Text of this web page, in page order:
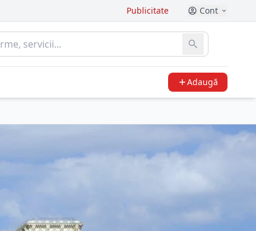
Publicitate Cont
Adaugă